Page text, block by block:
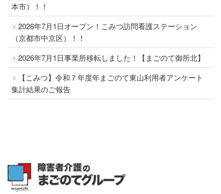
本市）！！
2026年7月1日オープン！こみつ訪問看護ステーション
（京都市中京区）！！
2026年7月1日事業所移転しました！【まごのて御所北】
【こみつ】令和７年度年まごのて東山利用者アンケート
集計結果のご報告